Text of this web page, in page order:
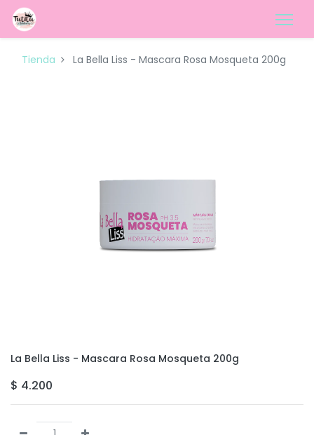
Tienda La Bella Liss - Mascara Rosa Mosqueta 200g
La Bella Liss - Mascara Rosa Mosqueta 200g
$ 4.200